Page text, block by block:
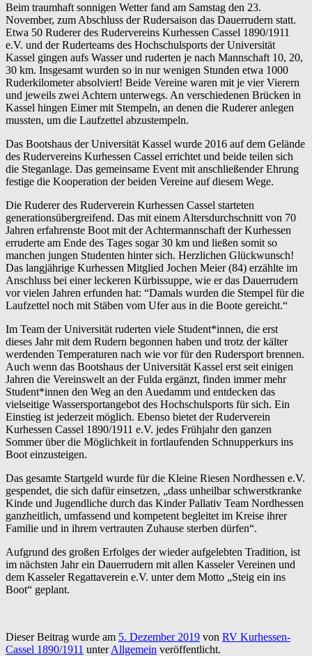
Beim traumhaft sonnigen Wetter fand am Samstag den 23.
November, zum Abschluss der Rudersaison das Dauerrudern statt.
Etwa 50 Ruderer des Rudervereins Kurhessen Cassel 1890/1911
e.V. und der Ruderteams des Hochschulsports der Universität
Kassel gingen aufs Wasser und ruderten je nach Mannschaft 10, 20,
30 km. Insgesamt wurden so in nur wenigen Stunden etwa 1000
Ruderkilometer absolviert! Beide Vereine waren mit je vier Vierern
und jeweils zwei Achtern unterwegs. An verschiedenen Brücken in
Kassel hingen Eimer mit Stempeln, an denen die Ruderer anlegen
mussten, um die Laufzettel abzustempeln.
Das Bootshaus der Universität Kassel wurde 2016 auf dem Gelände
des Rudervereins Kurhessen Cassel errichtet und beide teilen sich
die Steganlage. Das gemeinsame Event mit anschließender Ehrung
festige die Kooperation der beiden Vereine auf diesem Wege.
Die Ruderer des Ruderverein Kurhessen Cassel starteten
generationsübergreifend. Das mit einem Altersdurchschnitt von 70
Jahren erfahrenste Boot mit der Achtermannschaft der Kurhessen
erruderte am Ende des Tages sogar 30 km und ließen somit so
manchen jungen Studenten hinter sich. Herzlichen Glückwunsch!
Das langjährige Kurhessen Mitglied Jochen Meier (84) erzählte im
Anschluss bei einer leckeren Kürbissuppe, wie er das Dauerrudern
vor vielen Jahren erfunden hat: “Damals wurden die Stempel für die
Laufzettel noch mit Stäben vom Ufer aus in die Boote gereicht.“
Im Team der Universität ruderten viele Student*innen, die erst
dieses Jahr mit dem Rudern begonnen haben und trotz der kälter
werdenden Temperaturen nach wie vor für den Rudersport brennen.
Auch wenn das Bootshaus der Universität Kassel erst seit einigen
Jahren die Vereinswelt an der Fulda ergänzt, finden immer mehr
Student*innen den Weg an den Auedamm und entdecken das
vielseitige Wassersportangebot des Hochschulsports für sich. Ein
Einstieg ist jederzeit möglich. Ebenso bietet der Ruderverein
Kurhessen Cassel 1890/1911 e.V. jedes Frühjahr den ganzen
Sommer über die Möglichkeit in fortlaufenden Schnupperkurs ins
Boot einzusteigen.
Das gesamte Startgeld wurde für die Kleine Riesen Nordhessen e.V.
gespendet, die sich dafür einsetzen, „dass unheilbar schwerstkranke
Kinde und Jugendliche durch das Kinder Pallativ Team Nordhessen
ganzheitlich, umfassend und kompetent begleitet im Kreise ihrer
Familie und in ihrem vertrauten Zuhause sterben dürfen“.
Aufgrund des großen Erfolges der wieder aufgelebten Tradition, ist
im nächsten Jahr ein Dauerrudern mit allen Kasseler Vereinen und
dem Kasseler Regattaverein e.V. unter dem Motto „Steig ein ins
Boot“ geplant.
Dieser Beitrag wurde am 5. Dezember 2019 von RV Kurhessen-
Cassel 1890/1911 unterAllgemein veröffentlicht.